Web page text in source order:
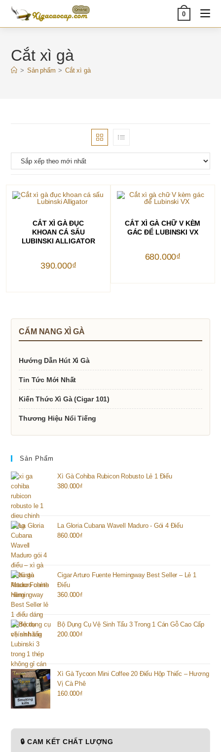
Skip
content
0
Cắt xì gà
> Sản phẩm > Cắt xì gà
THÊM VÀO GIỎ HÀNG
CẮT XÌ GÀ ĐỤC
KHOAN CÁ SẤU
LUBINSKI ALLIGATOR
390.000₫
THÊM VÀO GIỎ HÀNG
CẮT XÌ GÀ CHỮ V KÈM
GÁC ĐỂ LUBINSKI VX
680.000₫
CẨM NANG XÌ GÀ
Hướng Dẫn Hút Xì Gà
Tin Tức Mới Nhất
Kiến Thức Xì Gà (Cigar 101)
Thương Hiệu Nổi Tiếng
Sản Phẩm
Xì Gà Cohiba Rubicon Robusto Lẻ 1 Điếu
380.000₫
La Gloria Cubana Wavell Maduro - Gói 4 Điếu
860.000₫
Cigar Arturo Fuente Hemingway Best Seller – Lẻ 1
Điếu
360.000₫
Bộ Dụng Cụ Vệ Sinh Tẩu 3 Trong 1 Cán Gỗ Cao Cấp
200.000₫
Xì Gà Tycoon Mini Coffee 20 Điếu Hộp Thiếc – Hương
Vị Cà Phê
160.000₫
🔒 CAM KẾT CHẤT LƯỢNG